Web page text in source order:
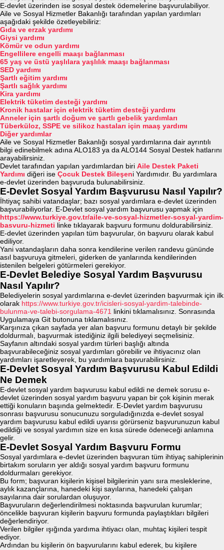
E-devlet üzerinden ise sosyal destek ödemelerine başvurulabiliyor.
Aile ve Sosyal Hizmetler Bakanlığı tarafından yapılan yardımları
aşağıdaki şekilde özetleyebiliriz:
Gıda ve erzak yardımı
Giysi yardımı
Kömür ve odun yardımı
Engellilere engelli maaşı bağlanması
65 yaş ve üstü yaşlılara yaşlılık maaşı bağlanması
SED yardımı
Şartlı eğitim yardımı
Şartlı sağlık yardımı
Kira yardımı
Elektrik tüketim desteği yardımı
Kronik hastalar için elektrik tüketim desteği yardımı
Anneler için şartlı doğum ve şartlı gebelik yardımları
Tüberküloz, SSPE ve silikoz hastaları için maaş yardımı
Diğer yardımlar
Aile ve Sosyal Hizmetler Bakanlığı sosyal yardımlarına dair ayrıntılı
bilgi edinebilmek adına ALO183 ya da ALO144 Sosyal Destek hatlarını
arayabilirsiniz.
Devlet tarafından yapılan yardımlardan biri Aile Destek Paketi
Yardımı diğeri ise Çocuk Destek Bileşeni Yardımıdır. Bu yardımlara
e-devlet üzerinden başvuruda bulunabilirsiniz.
E-Devlet Sosyal Yardım Başvurusu Nasıl Yapılır?
İhtiyaç sahibi vatandaşlar; bazı sosyal yardımlara e-devlet üzerinden
başvurabiliyorlar. E-Devlet sosyal yardım başvurusu yapmak için
https://www.turkiye.gov.tr/aile-ve-sosyal-hizmetler-sosyal-yardim-
basvuru-hizmeti linke tıklayarak başvuru formunu doldurabilirsiniz.
E-devlet üzerinden yapılan tüm başvurular, ön başvuru olarak kabul
ediliyor.
Yani vatandaşların daha sonra kendilerine verilen randevu gününde
asıl başvuruya gitmeleri, giderken de yanlarında kendilerinden
istenilen belgeleri götürmeleri gerekiyor.
E-Devlet Belediye Sosyal Yardım Başvurusu
Nasıl Yapılır?
Belediyelerin sosyal yardımlarına e-devlet üzerinden başvurmak için ilk
olarak https://www.turkiye.gov.tr/icisleri-sosyal-yardim-talebinde-
bulunma-ve-talebi-sorgulama-4671 linkini tıklamalısınız. Sonrasında
Uygulamaya Git butonuna tıklamalısınız.
Karşınıza çıkan sayfada yer alan başvuru formunu detaylı bir şekilde
doldurmalı, başvurmak istediğiniz ilgili belediyeyi seçmelisiniz.
Sayfanın altındaki sosyal yardım türleri başlığı altında
başvurabileceğiniz sosyal yardımları görebilir ve ihtiyacınız olan
yardımları işaretleyerek, bu yardımlara başvurabilirsiniz.
E-Devlet Sosyal Yardım Başvurusu Kabul Edildi
Ne Demek
E-devlet sosyal yardım başvurusu kabul edildi ne demek sorusu e-
devlet üzerinden sosyal yardım başvuru yapan bir çok kişinin merak
ettiği konuların başında gelmektedir. E-Devlet yardım başvurusu
sonrası başvurusu sonucunuzu sorguladığınızda e-devlet sosyal
yardım başvurusu kabul edildi uyarısı görürseniz başvurunuzun kabul
edildiği ve sosyal yardımın size en kısa sürede ödeneceği anlamına
gelir.
E-Devlet Sosyal Yardım Başvuru Formu
Sosyal yardımlara e-devlet üzerinden başvuran tüm ihtiyaç sahiplerinin
birtakım soruların yer aldığı sosyal yardım başvuru formunu
doldurmaları gerekiyor.
Bu form; başvuran kişilerin kişisel bilgilerinin yanı sıra mesleklerine,
aylık kazançlarına, hanedeki kişi sayılarına, hanedeki çalışan
sayılarına dair sorulardan oluşuyor.
Başvuruların değerlendirilmesi noktasında başvurulan kurumlar;
öncelikle başvuran kişilerin başvuru formunda paylaştıkları bilgileri
değerlendiriyor.
Verilen bilgiler ışığında yardıma ihtiyacı olan, muhtaç kişileri tespit
ediyor.
Ardından bu kişilerin ön başvurularını kabul ederek, bu kişilere